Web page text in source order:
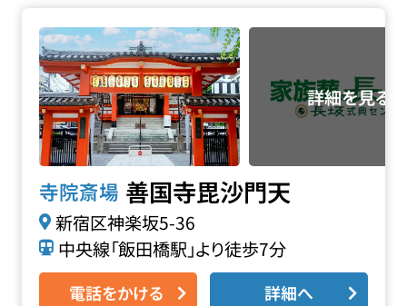
寺院斎場 善国寺毘沙門天
新宿区神楽坂5-36
中央線「飯田橋駅」より徒歩7分
電話をかける 詳細へ
善国寺 毘沙門天の詳細へ